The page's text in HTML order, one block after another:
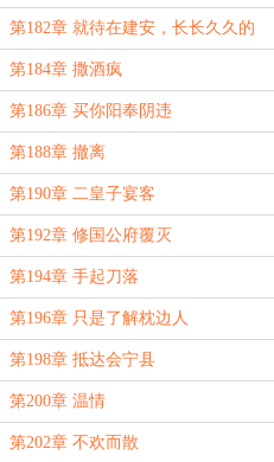
第182章 就待在建安，长长久久的
第184章 撒酒疯
第186章 买你阳奉阴违
第188章 撤离
第190章 二皇子宴客
第192章 修国公府覆灭
第194章 手起刀落
第196章 只是了解枕边人
第198章 抵达会宁县
第200章 温情
第202章 不欢而散